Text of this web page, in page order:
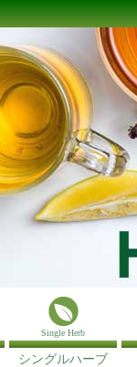
Single Herb
シングルハーブ